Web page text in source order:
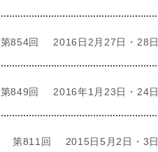
第854回 2016日2月27日・28日
第849回 2016年1月23日・24日
第811回 2015日5月2日・3日